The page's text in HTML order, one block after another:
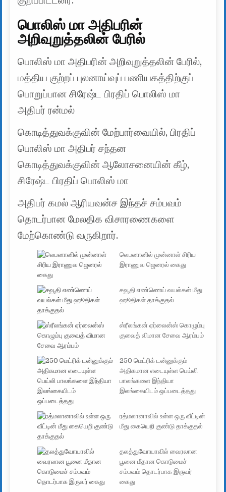
பொலிஸ் மா அதிபரின்
அறிவுறுத்தலின் பேரில்
பொலிஸ் மா அதிபரின் அறிவுறுத்தலின் பேரில்,
மத்திய குற்றப் புலனாய்வுப் பணியகத்திற்குப்
பொறுப்பான சிரேஷ்ட பிரதிப் பொலிஸ் மா
அதிபர் ரன்மல்
கொடித்துவக்குவின் மேற்பார்வையில், பிரதிப்
பொலிஸ் மா அதிபர் சந்தன
கொடித்துவக்குவின் ஆலோசனையின் கீழ்,
சிரேஷ்ட பிரதிப் பொலிஸ் மா
அதிபர் கமல் ஆரியவன்ச இந்தச் சம்பவம்
தொடர்பான மேலதிக விசாரணைகளை
மேற்கொண்டு வருகிறார்.
லெபனானில் முன்னாள் சிரிய
இராணுவ ஜெனரல் கைது
சவூதி எண்ணெய் வயல்கள் மீது
ஹூதிகள் தாக்குதல்
ஸ்ரீலங்கன் ஏர்லைன்ஸ் கொழும்பு
குவைத் விமான சேவை ஆரம்பம்
250 மெட்ரிக் டன்னுக்கும்
அதிகமான எடையுள்ள பெய்லி
பாலங்களை இந்தியா
இலங்கையிடம் ஒப்படைத்தது
ரத்மலானாவில் உள்ள ஒரு வீட்டின்
மீது கையெறி குண்டு தாக்குதல்
தலத்துவோயாவில் வைரலான
பூனை மீதான கொடுமைச்
சம்பவம் தொடர்பாக இருவர்
கைது